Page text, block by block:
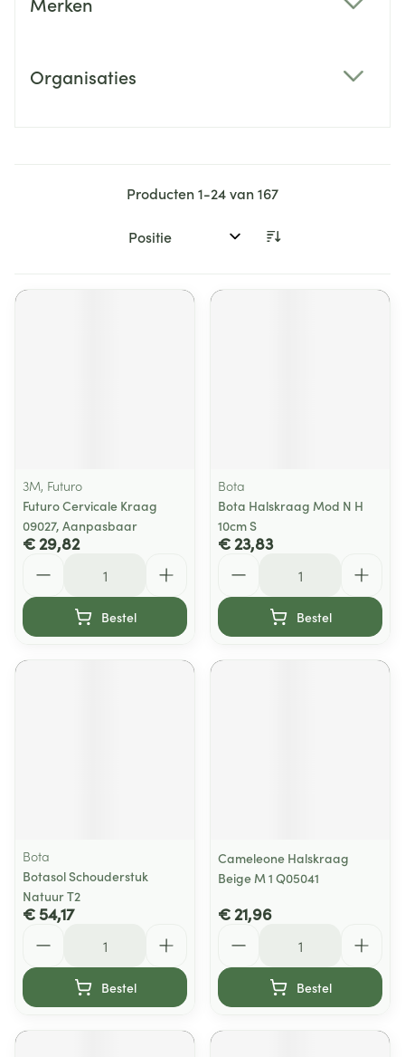
Organisaties
Producten1-24van167
Sorteer op:
3M, Futuro
Futuro Cervicale Kraag
09027, Aanpasbaar
€ 29,82
Bestel
Bota
Bota Halskraag Mod N H
10cm S
€ 23,83
Bestel
Bota
Botasol Schouderstuk
Natuur T2
€ 54,17
Bestel
Cameleone Halskraag
Beige M 1 Q05041
€ 21,96
Bestel